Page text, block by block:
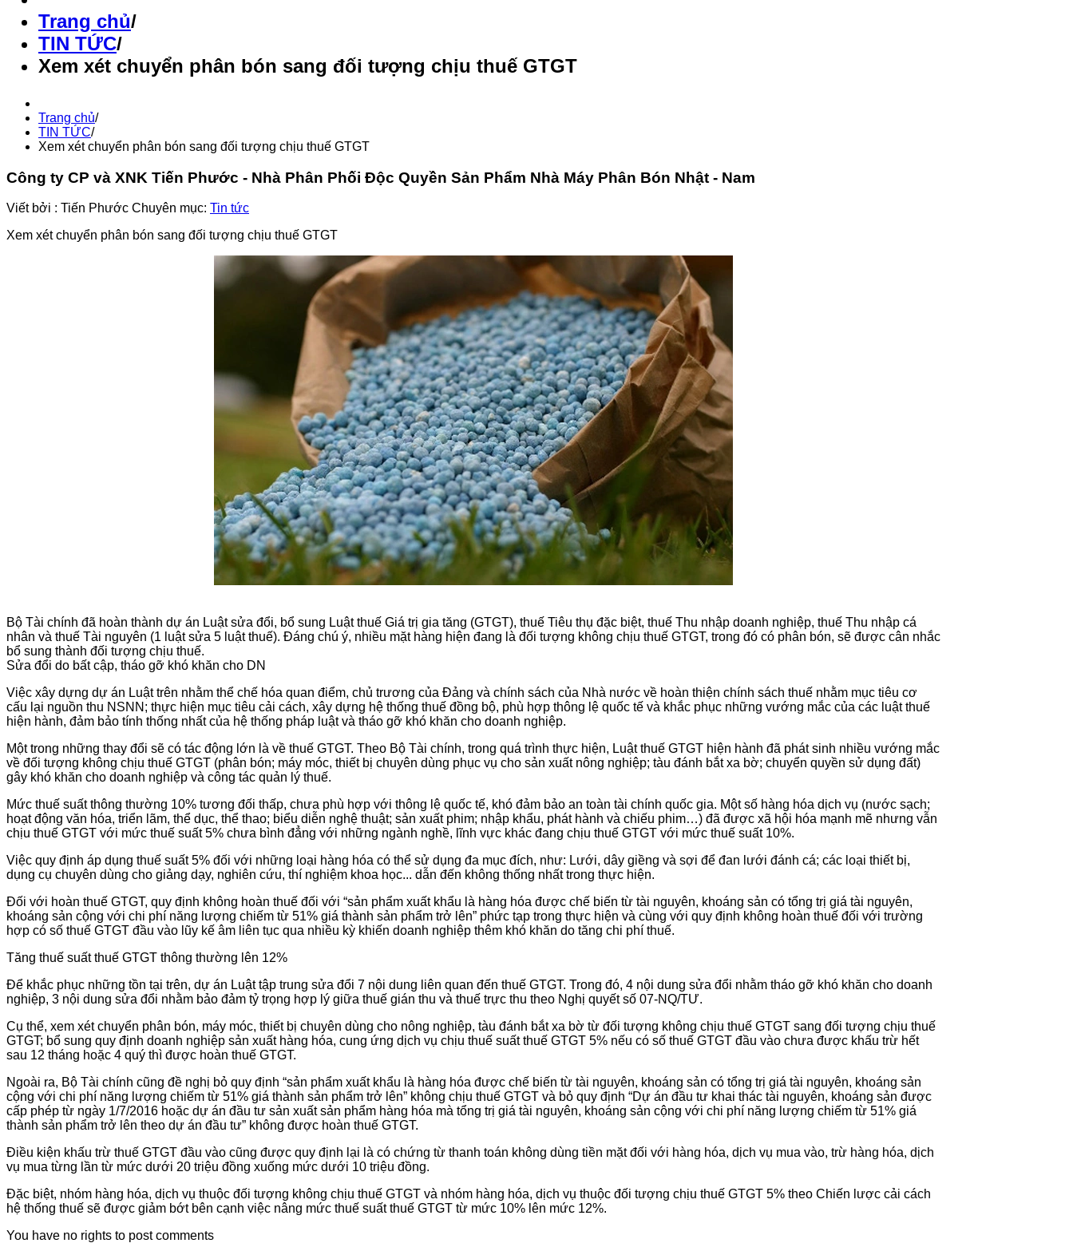
Trang chủ/
TIN TỨC/
Xem xét chuyển phân bón sang đối tượng chịu thuế GTGT
Trang chủ/
TIN TỨC/
Xem xét chuyển phân bón sang đối tượng chịu thuế GTGT
Công ty CP và XNK Tiến Phước - Nhà Phân Phối Độc Quyền Sản Phẩm Nhà Máy Phân Bón Nhật - Nam
Viết bởi : Tiến Phước Chuyên mục: Tin tức
Xem xét chuyển phân bón sang đối tượng chịu thuế GTGT
Bộ Tài chính đã hoàn thành dự án Luật sửa đổi, bổ sung Luật thuế Giá trị gia tăng (GTGT), thuế Tiêu thụ đặc biệt, thuế Thu nhập doanh nghiệp, thuế Thu nhập cá
nhân và thuế Tài nguyên (1 luật sửa 5 luật thuế). Đáng chú ý, nhiều mặt hàng hiện đang là đối tượng không chịu thuế GTGT, trong đó có phân bón, sẽ được cân nhắc
bổ sung thành đối tượng chịu thuế.
Sửa đổi do bất cập, tháo gỡ khó khăn cho DN
Việc xây dựng dự án Luật trên nhằm thể chế hóa quan điểm, chủ trương của Đảng và chính sách của Nhà nước về hoàn thiện chính sách thuế nhằm mục tiêu cơ
cấu lại nguồn thu NSNN; thực hiện mục tiêu cải cách, xây dựng hệ thống thuế đồng bộ, phù hợp thông lệ quốc tế và khắc phục những vướng mắc của các luật thuế
hiện hành, đảm bảo tính thống nhất của hệ thống pháp luật và tháo gỡ khó khăn cho doanh nghiệp.
Một trong những thay đổi sẽ có tác động lớn là về thuế GTGT. Theo Bộ Tài chính, trong quá trình thực hiện, Luật thuế GTGT hiện hành đã phát sinh nhiều vướng mắc
về đối tượng không chịu thuế GTGT (phân bón; máy móc, thiết bị chuyên dùng phục vụ cho sản xuất nông nghiệp; tàu đánh bắt xa bờ; chuyển quyền sử dụng đất)
gây khó khăn cho doanh nghiệp và công tác quản lý thuế.
Mức thuế suất thông thường 10% tương đối thấp, chưa phù hợp với thông lệ quốc tế, khó đảm bảo an toàn tài chính quốc gia. Một số hàng hóa dịch vụ (nước sạch;
hoạt động văn hóa, triển lãm, thể dục, thể thao; biểu diễn nghệ thuật; sản xuất phim; nhập khẩu, phát hành và chiếu phim…) đã được xã hội hóa mạnh mẽ nhưng vẫn
chịu thuế GTGT với mức thuế suất 5% chưa bình đẳng với những ngành nghề, lĩnh vực khác đang chịu thuế GTGT với mức thuế suất 10%.
Việc quy định áp dụng thuế suất 5% đối với những loại hàng hóa có thể sử dụng đa mục đích, như: Lưới, dây giềng và sợi để đan lưới đánh cá; các loại thiết bị,
dụng cụ chuyên dùng cho giảng dạy, nghiên cứu, thí nghiệm khoa học... dẫn đến không thống nhất trong thực hiện.
Đối với hoàn thuế GTGT, quy định không hoàn thuế đối với “sản phẩm xuất khẩu là hàng hóa được chế biến từ tài nguyên, khoáng sản có tổng trị giá tài nguyên,
khoáng sản cộng với chi phí năng lượng chiếm từ 51% giá thành sản phẩm trở lên” phức tạp trong thực hiện và cùng với quy định không hoàn thuế đối với trường
hợp có số thuế GTGT đầu vào lũy kế âm liên tục qua nhiều kỳ khiến doanh nghiệp thêm khó khăn do tăng chi phí thuế.
Tăng thuế suất thuế GTGT thông thường lên 12%
Để khắc phục những tồn tại trên, dự án Luật tập trung sửa đổi 7 nội dung liên quan đến thuế GTGT. Trong đó, 4 nội dung sửa đổi nhằm tháo gỡ khó khăn cho doanh
nghiệp, 3 nội dung sửa đổi nhằm bảo đảm tỷ trọng hợp lý giữa thuế gián thu và thuế trực thu theo Nghị quyết số 07-NQ/TƯ.
Cụ thể, xem xét chuyển phân bón, máy móc, thiết bị chuyên dùng cho nông nghiệp, tàu đánh bắt xa bờ từ đối tượng không chịu thuế GTGT sang đối tượng chịu thuế
GTGT; bổ sung quy định doanh nghiệp sản xuất hàng hóa, cung ứng dịch vụ chịu thuế suất thuế GTGT 5% nếu có số thuế GTGT đầu vào chưa được khấu trừ hết
sau 12 tháng hoặc 4 quý thì được hoàn thuế GTGT.
Ngoài ra, Bộ Tài chính cũng đề nghị bỏ quy định “sản phẩm xuất khẩu là hàng hóa được chế biến từ tài nguyên, khoáng sản có tổng trị giá tài nguyên, khoáng sản
cộng với chi phí năng lượng chiếm từ 51% giá thành sản phẩm trở lên” không chịu thuế GTGT và bỏ quy định “Dự án đầu tư khai thác tài nguyên, khoáng sản được
cấp phép từ ngày 1/7/2016 hoặc dự án đầu tư sản xuất sản phẩm hàng hóa mà tổng trị giá tài nguyên, khoáng sản cộng với chi phí năng lượng chiếm từ 51% giá
thành sản phẩm trở lên theo dự án đầu tư” không được hoàn thuế GTGT.
Điều kiện khấu trừ thuế GTGT đầu vào cũng được quy định lại là có chứng từ thanh toán không dùng tiền mặt đối với hàng hóa, dịch vụ mua vào, trừ hàng hóa, dịch
vụ mua từng lần từ mức dưới 20 triệu đồng xuống mức dưới 10 triệu đồng.
Đặc biệt, nhóm hàng hóa, dịch vụ thuộc đối tượng không chịu thuế GTGT và nhóm hàng hóa, dịch vụ thuộc đối tượng chịu thuế GTGT 5% theo Chiến lược cải cách
hệ thống thuế sẽ được giảm bớt bên cạnh việc nâng mức thuế suất thuế GTGT từ mức 10% lên mức 12%.
You have no rights to post comments